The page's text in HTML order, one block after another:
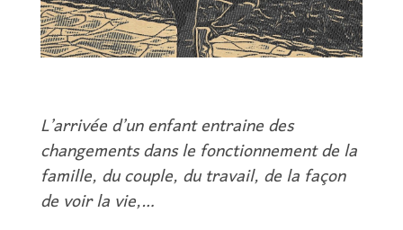
L’arrivée d’un enfant entraine des
changements dans le fonctionnement de la
famille, du couple, du travail, de la façon
de voir la vie,…